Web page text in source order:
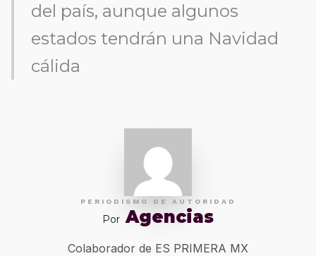
del país, aunque algunos
estados tendrán una Navidad
cálida
PERIODISMO DE AUTORIDAD
Por Agencias
Colaborador de ES PRIMERA MX